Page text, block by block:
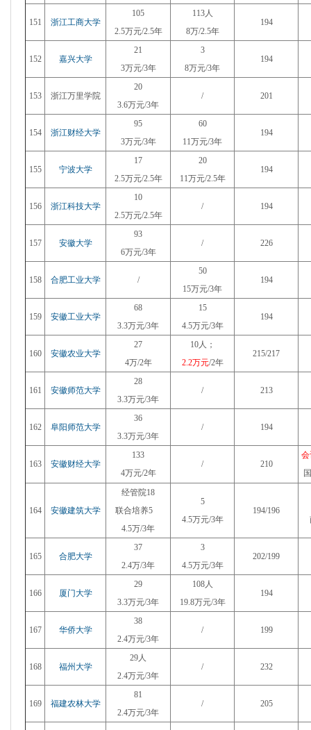
151 浙江工商大学
105
2.5万元/2.5年
113人
8万/2.5年
194
152 嘉兴大学
21
3万元/3年
3
8万元/3年
194
153 浙江万里学院
20
3.6万元/3年
/ 201
154 浙江财经大学
95
3万元/3年
60
11万元/3年
194
155 宁波大学
17
2.5万元/2.5年
20
11万元/2.5年
194
156 浙江科技大学
10
2.5万元/2.5年
/ 194
157 安徽大学
93
6万元/3年
/ 226
158 合肥工业大学 /
50
15万元/3年
194
159 安徽工业大学
68
3.3万元/3年
15
4.5万元/3年
194
160 安徽农业大学
27
4万/2年
10人；
2.2万元/2年
215/217
161 安徽师范大学
28
3.3万元/3年
/ 213
162 阜阳师范大学
36
3.3万元/3年
/ 194
163 安徽财经大学
133
4万元/2年
/ 210
会
164 安徽建筑大学
经管院18
联合培养5
4.5万/3年
5
4.5万元/3年
194/196
165 合肥大学
37
2.4万/3年
3
4.5万元/3年
202/199
166 厦门大学
29
3.3万元/3年
108人
19.8万元/3年
194
167 华侨大学
38
2.4万元/3年
/ 199
168 福州大学
29人
2.4万元/3年
/ 232
169 福建农林大学
81
2.4万元/3年
/ 205